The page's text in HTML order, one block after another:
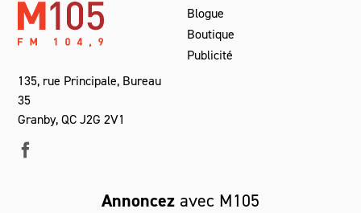
135, rue Principale, Bureau
35
Granby, QC J2G 2V1
Blogue
Boutique
Publicité
Annoncez avec M105